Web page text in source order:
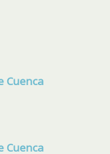
Cuenca
Cuenca